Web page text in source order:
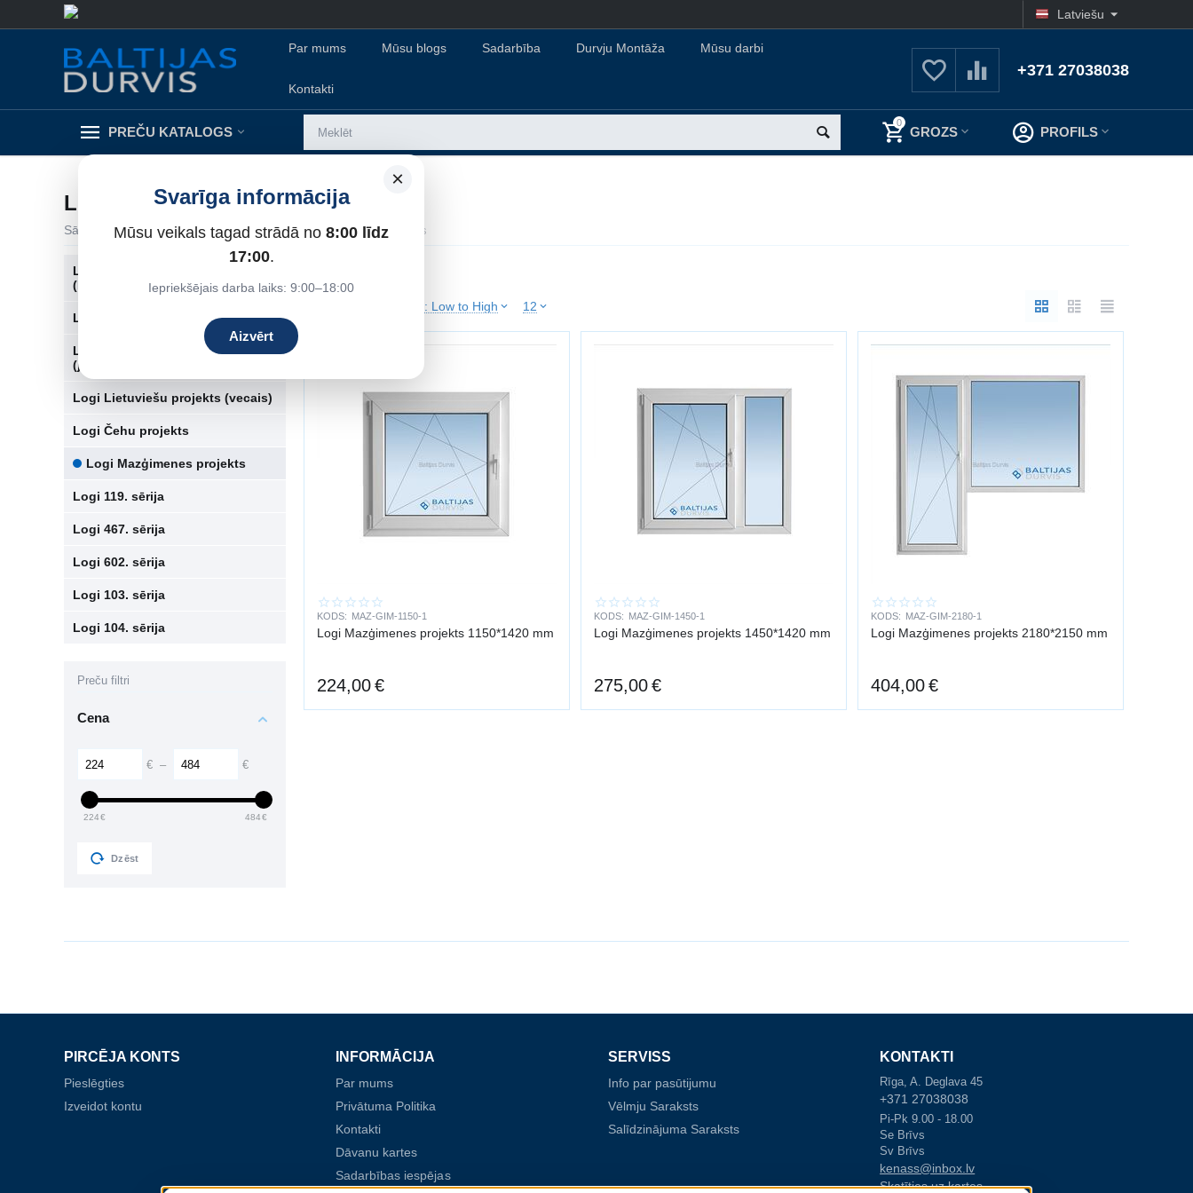
Latviešu
Par mums Mūsu blogs Sadarbība Durvju Montāža Mūsu darbi
Kontakti
+371 27038038
PREČU KATALOGS PROFILS
0
GROZS
×
Svarīga informācija
Mūsu veikals tagad strādā no8:00 līdz
17:00.
Iepriekšējais darba laiks: 9:00–18:00
Aizvērt
LOGI MAZĢIMENES PROJEKTS
Sākums / Logi Plastikāta logi (PVC) / Logi Mazģimenes projekts
Price: Low to High 12
KODS: MAZ-GIM-1150-1
Logi Mazģimenes projekts 1150*1420 mm
224,00€
KODS: MAZ-GIM-1450-1
Logi Mazģimenes projekts 1450*1420 mm
275,00€
KODS: MAZ-GIM-2180-1
Logi Mazģimenes projekts 2180*2150 mm
404,00€
Logi Hruščova Tipa Māja
(Ķieģeļu)
Logi hruščova tipa māja (paneļu)
Logi Lietuviešu projekts
(jaunais)
Logi Lietuviešu projekts (vecais)
Logi Čehu projekts
Logi Mazģimenes projekts
Logi 119. sērija
Logi 467. sērija
Logi 602. sērija
Logi 103. sērija
Logi 104. sērija
Preču filtri
Cena
€ – €
224€ 484€
Dzēst
PIRCĒJA KONTS
Pieslēgties
Izveidot kontu
INFORMĀCIJA
Par mums
Privātuma Politika
Kontakti
Dāvanu kartes
Sadarbības iespējas
SERVISS
Info par pasūtijumu
Vēlmju Saraksts
Salīdzinājuma Saraksts
KONTAKTI
Rīga, A. Deglava 45
+371 27038038
Pi-Pk 9.00 - 18.00
Se Brīvs
Sv Brīvs
kenass@inbox.lv
Skatīties uz kartes